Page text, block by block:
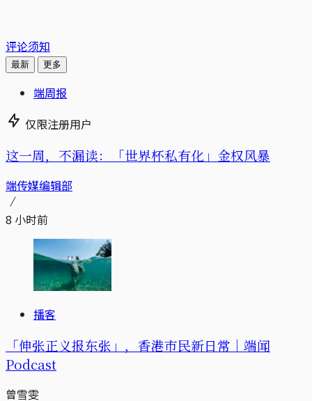
评论须知
最新 更多
端周报
仅限注册用户
这一周，不漏读：「世界杯私有化」金权风暴
端传媒编辑部
8 小时前
播客
「伸张正义报东张」，香港市民新日常｜端闻
Podcast
曾雪雯